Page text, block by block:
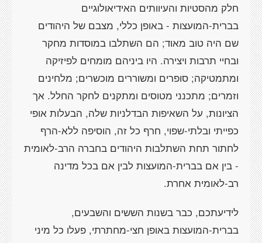
חלק מהסטיות והעיוותים האידיאולוגיים
בברית-המועצות - באופן כללי, מצבם של היהודים
שם היה טוב מאוד; הם השתלבו במוסדות מחקר
ובחיי תרבות ויצירה. היו ביניהם מומחים לפיזיקה
ומתמטיקה; סופרים ומשוררים מוכשרים; מלחינים
וזמרים; מתכנני מטוסים ומתקנים לחקר החלל. אך
הציונות, על השאיפות הבדלניות שלה, הבעלות אופי
כפייתי ובלתי-שפוי, חרף כל זה, הוסיפה ללא-הרף
לחתור תחת השתלבות היהודים בחברה הרב-לאומית
- בין אם בברית-המועצות לבין אם בכל מדינה
רב-לאומית אחרת.
לידיעתכם, כבר בשנות הששים והשבעים,
בברית-המועצות באופן חצי-מחתרתי, פעלו כל מיני